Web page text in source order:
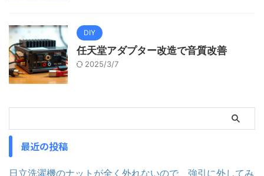
DIY
任天堂アダプター改造で音質改善
2025/3/7
最近の投稿
日立洗濯機のナットが全く外れないので、強引に外してみ